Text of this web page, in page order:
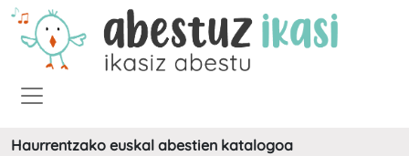
Haurrentzako euskal abestien katalogoa